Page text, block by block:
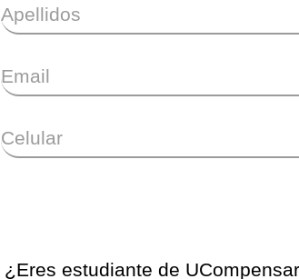
Apellidos
Email
Celular